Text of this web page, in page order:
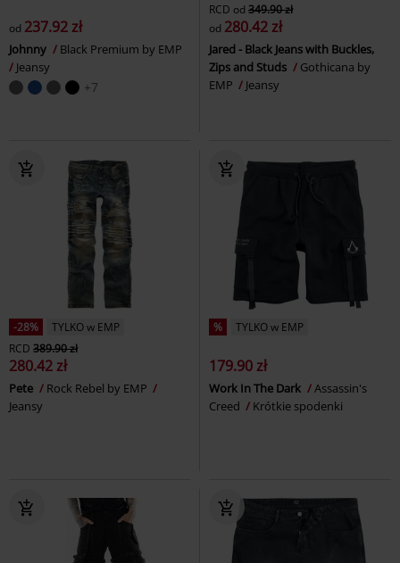
od 237.92 zł
Johnny
Black Premium by EMP
Jeansy
+7
RCD od 349.90 zł
od 280.42 zł
Jared - Black Jeans with Buckles,
Zips and Studs
Gothicana by
EMP
Jeansy
-28%
TYLKO w EMP
RCD 389.90 zł
280.42 zł
Pete
Rock Rebel by EMP
Jeansy
% TYLKO w EMP
179.90 zł
Work In The Dark
Assassin's
Creed
Krótkie spodenki